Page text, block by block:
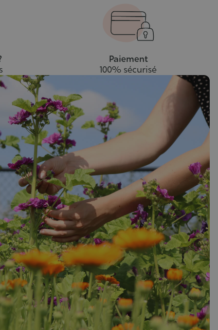
Paiement
100% sécurisé